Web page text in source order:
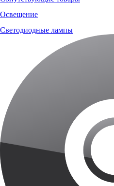
Освещение
Светодиодные лампы